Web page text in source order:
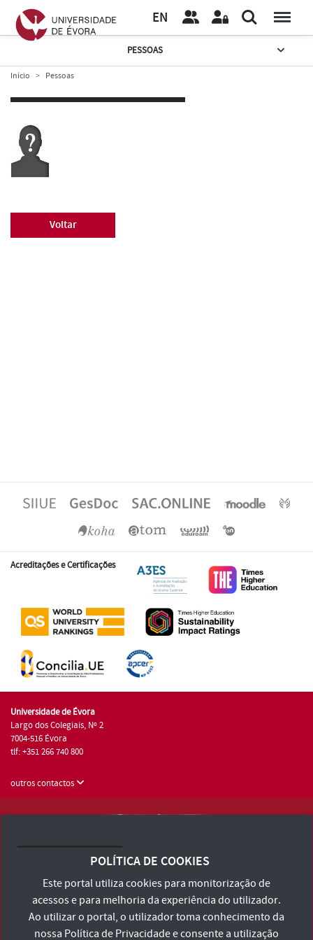
EN
PESSOAS
Início Pessoas
Voltar
Acreditações e Certificações
Universidade de Évora
Largo dos Colegiais, Nº 2
7004-516 Évora
tlf: +351 266 740 800
outros contactos
Consulte os Termos e Condições e Política de Privacidade
Declaração de Acessibilidade
POLÍTICA DE COOKIES
Este portal utiliza cookies para monitorização de
acessos e para melhoria da experiência do utilizador.
Ao utilizar o portal, o utilizador toma conhecimento da
nossa Política de Privacidadee consente a utilização